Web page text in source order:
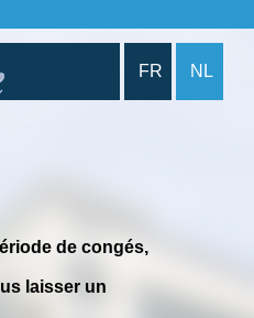
FR NL
de congés,
laisser un